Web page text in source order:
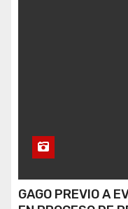
GAGO PREVIO A